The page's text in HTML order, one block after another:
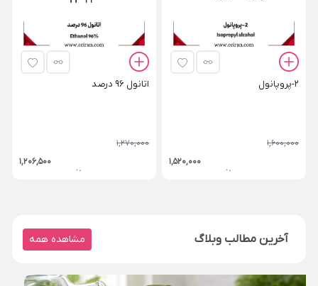
2-پروپانول
1,600,000
1,520,000
اتانول 96 درصد
1,270,000
1,206,500
آخرین مطالب وبلاگ مشاهده همه